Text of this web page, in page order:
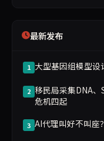
最新发布
1 大型基因组模型
2 移民局采集DNA
危机四起
3 AI代理叫好不叫座